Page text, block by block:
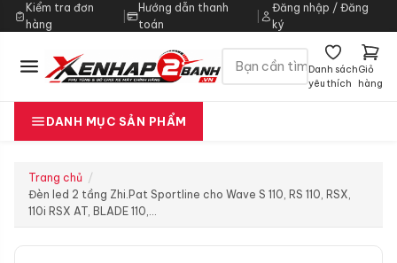
Kiểm tra đơn
hàng
|
Hướng dẫn thanh
toán
Đăng nhập / Đăng
ký
Danh sách
yêu thích
Giỏ
hàng
DANH MỤC SẢN PHẨM
Trang chủ
Đèn led 2 tầng Zhi.Pat Sportline cho Wave S 110, RS 110, RSX,
110i RSX AT, BLADE 110,…